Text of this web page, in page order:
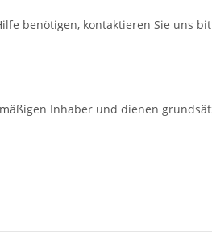
benötigen, kontaktieren Sie uns
Inhaber und dienen